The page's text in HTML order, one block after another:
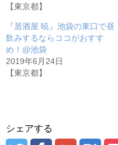
【東京都】
『居酒屋 暁』池袋の東口で昼
飲みするならココがおすす
め！@池袋
2019年6月24日
【東京都】
シェアする